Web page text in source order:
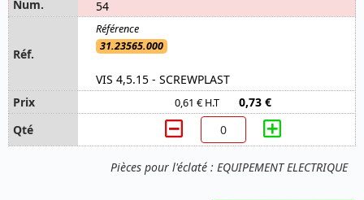
Pièces pour l'éclaté : EQUIPEMENT ELECTRIQUE
54
31.23565.000
VIS 4,5.15 - SCREWPLAST
0,61 € H.T 0,73 €